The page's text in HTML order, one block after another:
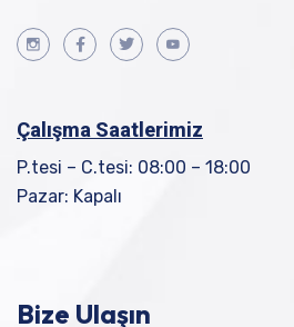
Çalışma Saatlerimiz
P.tesi – C.tesi: 08:00 – 18:00
Pazar: Kapalı
Bize Ulaşın